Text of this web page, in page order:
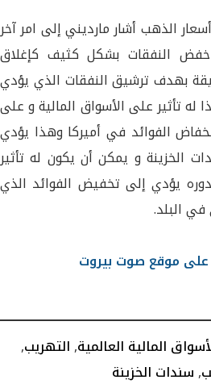
الذهب أشار مارديني إلى امر آخر
النفقات بشكل كثيف كإغلاق
بهدف ترشيق النفقات الذي يؤدي
تأثير على الأسواق المالية و على
الفوائد في أميركا وهذا يؤدي
الخزينة و يمكن أن يكون له تأثير
يؤدي إلى تخفيض الفوائد الذي
البلد.
على موقع صوت بيروت
المالية العالمية,التهريب,
,سندات الخزينة